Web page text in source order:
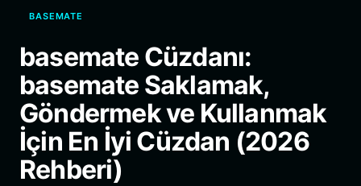
繁體中文
Bahasa Indonesia
ภาษาไทย
Español
Português (Brasil)
Español (Argentina)
BASEMATE
basemate Cüzdanı:
basemate Saklamak,
Göndermek ve Kullanmak
İçin En İyi Cüzdan (2026
Rehberi)